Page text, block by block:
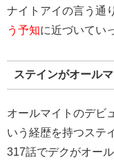
ナイトアイの言う通
う予知に近づいてい
ステインがオール
オールマイトのデビ
いう経歴を持つステ
317話でデクがオー